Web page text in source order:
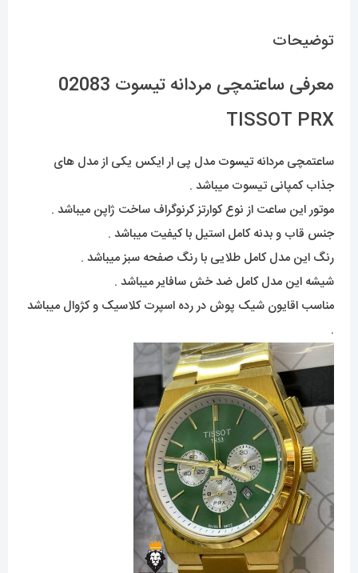
توضیحات
معرفی ساعتمچی مردانه تیسوت 02083
TISSOT PRX
ساعتمچی مردانهتیسوت مدل پی ار ایکس یکی از مدل های
جذاب کمپانی تیسوت میباشد .
موتور این ساعت از نوع کوارتز کرنوگراف ساخت ژاپن میباشد .
جنس قاب و بدنه کامل استیل با کیفیت میباشد .
رنگ این مدل کامل طلایی با رنگ صفحه سبز میباشد .
شیشه این مدل کامل ضد خش سافایر میباشد .
مناسب اقایون شیک پوش در رده اسپرت کلاسیک و کژوال میباشد
.